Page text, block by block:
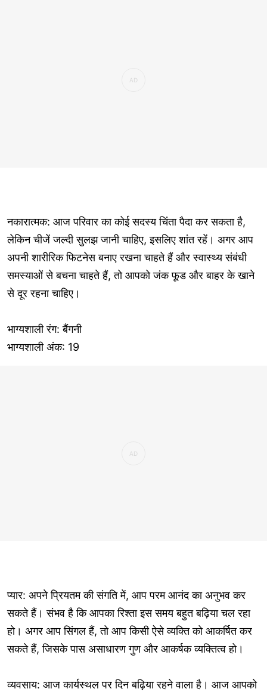
नकारात्मक: आज परिवार का कोई सदस्य चिंता पैदा कर सकता है,
लेकिन चीजें जल्दी सुलझ जानी चाहिए, इसलिए शांत रहें। अगर आप
अपनी शारीरिक फिटनेस बनाए रखना चाहते हैं और स्वास्थ्य संबंधी
समस्याओं से बचना चाहते हैं, तो आपको जंक फूड और बाहर के खाने
से दूर रहना चाहिए।
भाग्यशाली रंग: बैंगनी
भाग्यशाली अंक: 19
प्यार: अपने प्रियतम की संगति में, आप परम आनंद का अनुभव कर
सकते हैं। संभव है कि आपका रिश्ता इस समय बहुत बढ़िया चल रहा
हो। अगर आप सिंगल हैं, तो आप किसी ऐसे व्यक्ति को आकर्षित कर
सकते हैं, जिसके पास असाधारण गुण और आकर्षक व्यक्तित्व हो।
व्यवसाय: आज कार्यस्थल पर दिन बढ़िया रहने वाला है। आज आपको